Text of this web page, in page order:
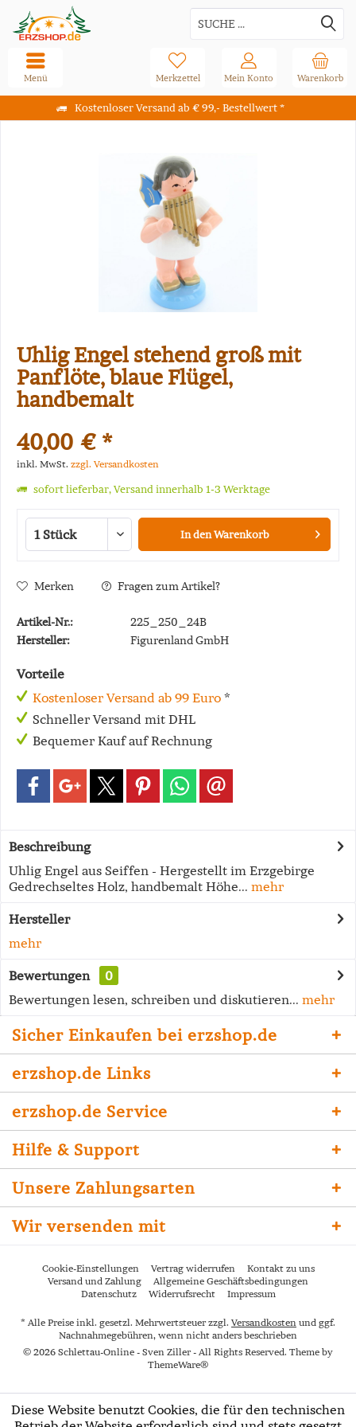
Kostenloser Versand ab € 99,- Bestellwert *
Warenkorb
Merkzettel Mein Konto
Menü
Uhlig Engel stehend groß mit
Panflöte, blaue Flügel,
handbemalt
40,00 € *
inkl. MwSt. zzgl. Versandkosten
sofort lieferbar, Versand innerhalb 1-3 Werktage
In denWarenkorb
Merken Fragen zum Artikel?
Artikel-Nr.:
225_250_24B
Hersteller:
Figurenland GmbH
Vorteile
Kostenloser Versand ab 99 Euro *
Schneller Versand mit DHL
Bequemer Kauf auf Rechnung
Beschreibung
Uhlig Engel aus Seiffen - Hergestellt im Erzgebirge
Gedrechseltes Holz, handbemalt Höhe... mehr
Hersteller
mehr
Bewertungen
0
Bewertungen lesen, schreiben und diskutieren... mehr
Sicher Einkaufen bei erzshop.de
erzshop.de Links
erzshop.de Service
Hilfe & Support
Unsere Zahlungsarten
Wir versenden mit
Cookie-Einstellungen Vertrag widerrufen
Kontakt zu uns
Versand und Zahlung
Allgemeine Geschäftsbedingungen
Datenschutz
Widerrufsrecht Impressum
* Alle Preise inkl. gesetzl. Mehrwertsteuer zzgl. Versandkosten und ggf.
Nachnahmegebühren, wenn nicht anders beschrieben
© 2026 Schlettau-Online - Sven Ziller - All Rights Reserved. Theme by
ThemeWare®
Diese Website benutzt Cookies, die für den technischen